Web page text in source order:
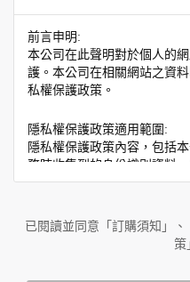
前言申明:
本公司在此聲明對於個人的
護。本公司在相關網站之資
私權保護政策。
隱私權保護政策適用範圍:
隱私權保護政策內容，包括
務時收集到的身份識別資料
作與本公司合作時分享的任
人員。例如您透過本公司旗
放連結的廠商也可能蒐集您
人資訊，這些廣告廠商或連
已閱讀並同意「訂購須知」
策